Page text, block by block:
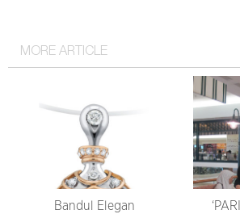
MORE ARTICLE
Bandul Elegan